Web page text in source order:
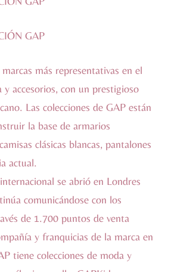
más representativas en el
accesorios, con un prestigioso
Las colecciones de GAP están
la base de armarios
clásicas blancas, pantalones
actual.
se abrió en Londres
comunicándose con los
de 1.700 puntos de venta
y franquicias de la marca en
tiene colecciones de moda y